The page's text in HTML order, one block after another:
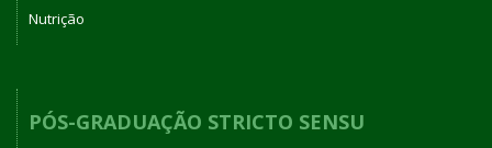
Nutrição
PÓS-GRADUAÇÃO STRICTO SENSU